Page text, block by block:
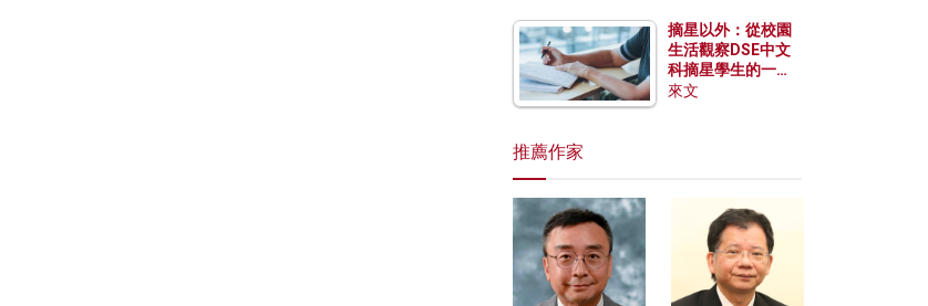
摘星以外：從校園
生活觀察DSE中文
科摘星學生的一點
特質
來文
推薦作家